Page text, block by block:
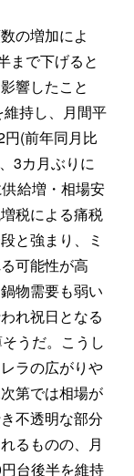
の増加によ
まで下げると
響したこと
持し、月間平
(前年同月比
3カ月ぶりに
給増・相場安
税による痛税
と強まり、ミ
可能性が高
物需要も弱い
れ祝日となる
うだ。こうし
ラの広がりや
第では相場が
不透明な部分
るものの、月
台後半を維持